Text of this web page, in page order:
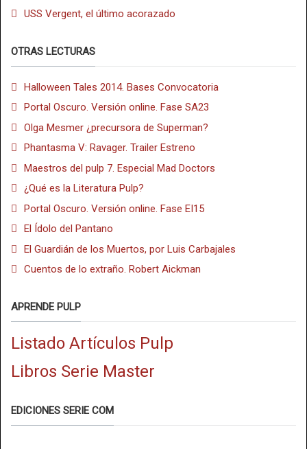
USS Vergent, el último acorazado
OTRAS LECTURAS
Halloween Tales 2014. Bases Convocatoria
Portal Oscuro. Versión online. Fase SA23
Olga Mesmer ¿precursora de Superman?
Phantasma V: Ravager. Trailer Estreno
Maestros del pulp 7. Especial Mad Doctors
¿Qué es la Literatura Pulp?
Portal Oscuro. Versión online. Fase EI15
El Ídolo del Pantano
El Guardián de los Muertos, por Luis Carbajales
Cuentos de lo extraño. Robert Aickman
APRENDE PULP
Listado Artículos Pulp
Libros Serie Master
EDICIONES SERIE COM